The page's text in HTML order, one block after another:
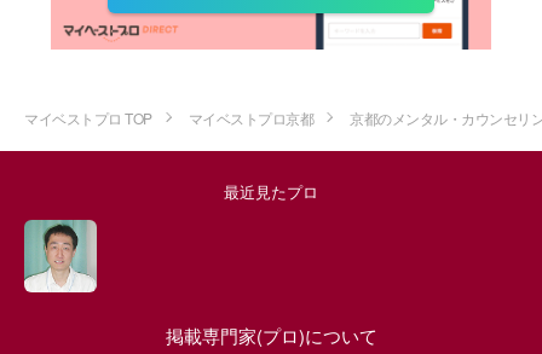
マイベストプロ TOP マイベストプロ京都 京都のメンタル・カウンセリ
最近見たプロ
掲載専門家(プロ)について